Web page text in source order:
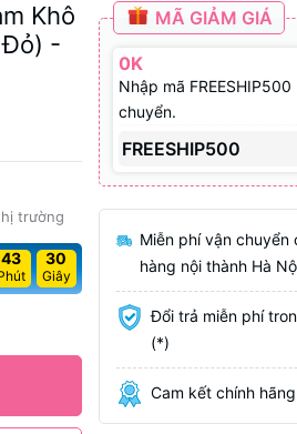
Khô
Đỏ) -
trường
43 29
Giây
MÃ GIẢM GIÁ
0K
Nhập mã
chuyển.
FREESHIP500
Miễn phí vận chuyển
hàng nội thành Hà
Đổi trả miễn phí
(*)
Cam kết chính